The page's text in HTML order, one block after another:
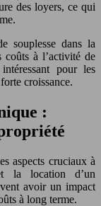
des loyers, ce qui
souplesse dans la
coûts à l’activité de
pour les
croissance.
:
aspects cruciaux à
la location d’un
avoir un impact
à long terme.